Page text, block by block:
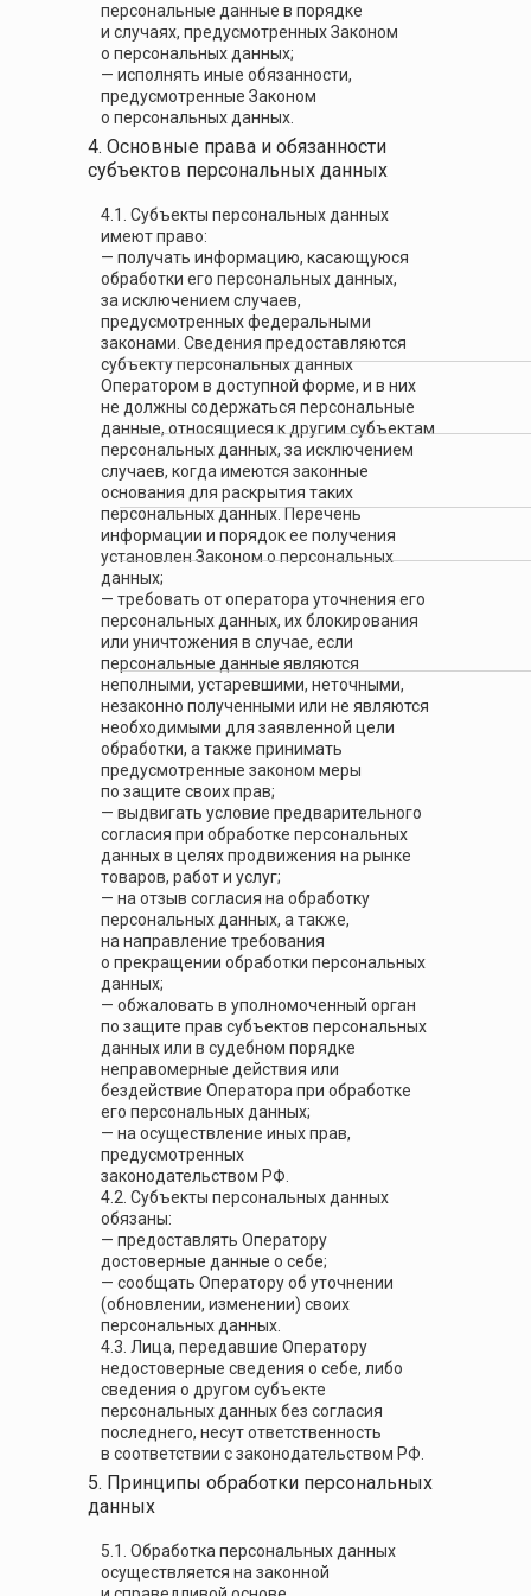
4. Основные права и обязанности
субъектов персональных данных
5. Принципы обработки персональных
данных
персональные данные в порядке
и случаях, предусмотренных Законом
о персональных данных;
— исполнять иные обязанности,
предусмотренные Законом
о персональных данных.
4.1. Субъекты персональных данных
имеют право:
— получать информацию, касающуюся
обработки его персональных данных,
за исключением случаев,
предусмотренных федеральными
законами. Сведения предоставляются
субъекту персональных данных
Оператором в доступной форме, и в них
не должны содержаться персональные
данные, относящиеся к другим субъектам
персональных данных, за исключением
случаев, когда имеются законные
основания для раскрытия таких
персональных данных. Перечень
информации и порядок ее получения
установлен Законом о персональных
данных;
— требовать от оператора уточнения его
персональных данных, их блокирования
или уничтожения в случае, если
персональные данные являются
неполными, устаревшими, неточными,
незаконно полученными или не являются
необходимыми для заявленной цели
обработки, а также принимать
предусмотренные законом меры
по защите своих прав;
— выдвигать условие предварительного
согласия при обработке персональных
данных в целях продвижения на рынке
товаров, работ и услуг;
— на отзыв согласия на обработку
персональных данных, а также,
на направление требования
о прекращении обработки персональных
данных;
— обжаловать в уполномоченный орган
по защите прав субъектов персональных
данных или в судебном порядке
неправомерные действия или
бездействие Оператора при обработке
его персональных данных;
— на осуществление иных прав,
предусмотренных
законодательством РФ.
4.2. Субъекты персональных данных
обязаны:
— предоставлять Оператору
достоверные данные о себе;
— сообщать Оператору об уточнении
(обновлении, изменении) своих
персональных данных.
4.3. Лица, передавшие Оператору
недостоверные сведения о себе, либо
сведения о другом субъекте
персональных данных без согласия
последнего, несут ответственность
в соответствии с законодательством РФ.
5.1. Обработка персональных данных
осуществляется на законной